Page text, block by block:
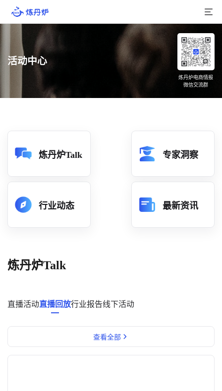
产品介绍
品牌数据
店铺数据
分析
数据中心
消费者说
解决方案
金融市场解决方案
活动中心
炼丹炉电商情报
微信交流群
炼丹炉Talk 专家洞察
行业动态 最新资讯
炼丹炉Talk
直播活动直播回放行业报告线下活动
查看全部